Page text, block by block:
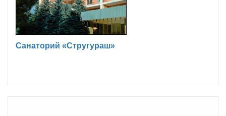
Санаторий «Стругураш»